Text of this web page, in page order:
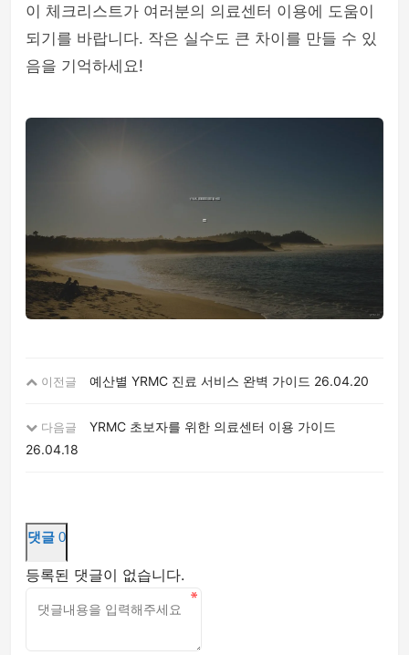
이 체크리스트가 여러분의 의료센터 이용에 도움이
되기를 바랍니다. 작은 실수도 큰 차이를 만들 수 있
음을 기억하세요!
이전글 예산별 YRMC 진료 서비스 완벽 가이드 26.04.20
다음글
YRMC 초보자를 위한 의료센터 이용 가이드
26.04.18
댓글 0
등록된 댓글이 없습니다.